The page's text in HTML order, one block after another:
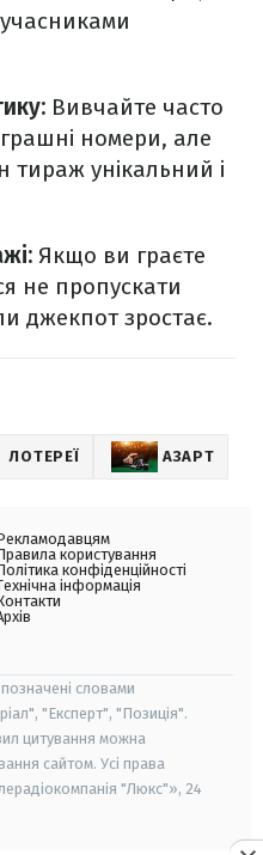
Вивчайте часто
номери, але
унікальний і
Якщо ви граєте
не пропускати
джекпот зростає.
ЛОТЕРЕЇ АЗАРТ
користування
конфіденційності
інформація
позначені словами
"Експерт", "Позиція".
цитування можна
сайтом. Усі права
"Люкс"», 24